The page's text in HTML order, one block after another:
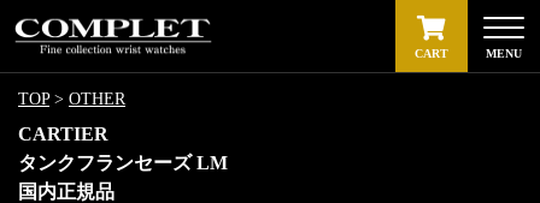
MENU
CART
TOP> OTHER
CARTIER
タンクフランセーズ LM
国内正規品